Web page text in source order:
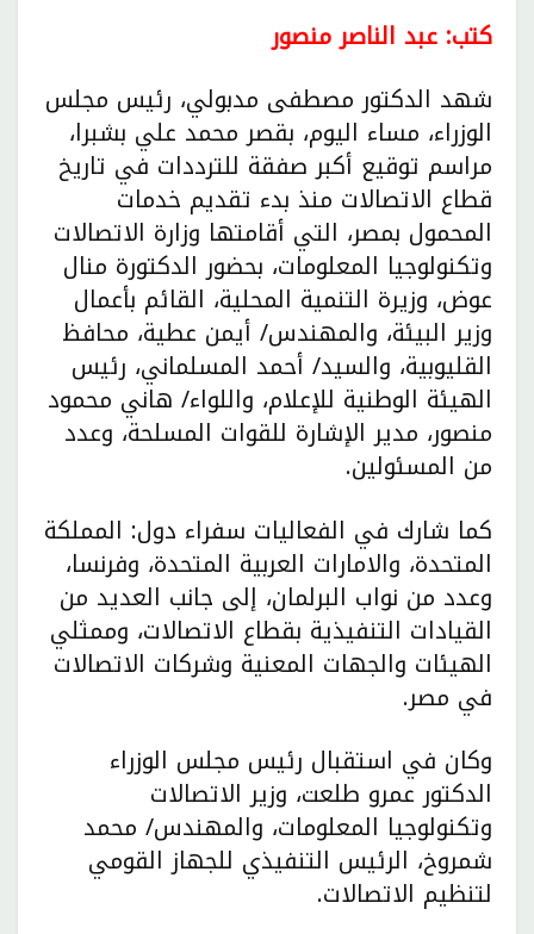
كتب: عبد الناصر منصور
شهد الدكتور مصطفى مدبولي، رئيس مجلس
الوزراء، مساء اليوم، بقصر محمد علي بشبرا،
مراسم توقيع أكبر صفقة للترددات في تاريخ
قطاع الاتصالات منذ بدء تقديم خدمات
المحمول بمصر، التي أقامتها وزارة الاتصالات
وتكنولوجيا المعلومات، بحضور الدكتورة منال
عوض، وزيرة التنمية المحلية، القائم بأعمال
وزير البيئة، والمهندس/ أيمن عطية، محافظ
القليوبية، والسيد/ أحمد المسلماني، رئيس
الهيئة الوطنية للإعلام، واللواء/ هاني محمود
منصور، مدير الإشارة للقوات المسلحة، وعدد
من المسئولين.
كما شارك في الفعاليات سفراء دول: المملكة
المتحدة، والامارات العربية المتحدة، وفرنسا،
وعدد من نواب البرلمان، إلى جانب العديد من
القيادات التنفيذية بقطاع الاتصالات، وممثلي
الهيئات والجهات المعنية وشركات الاتصالات
في مصر.
وكان في استقبال رئيس مجلس الوزراء
الدكتور عمرو طلعت، وزير الاتصالات
وتكنولوجيا المعلومات، والمهندس/ محمد
شمروخ، الرئيس التنفيذي للجهاز القومي
لتنظيم الاتصالات.